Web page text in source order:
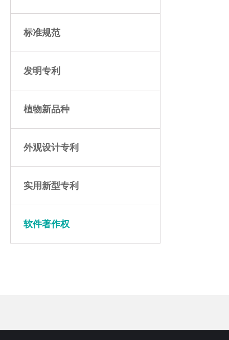
标准规范
发明专利
植物新品种
外观设计专利
实用新型专利
软件著作权